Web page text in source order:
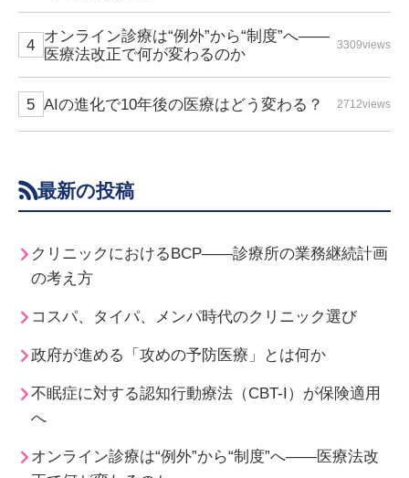
オンライン診療は“例外”から“制度”へ――
医療法改正で何が変わるのか
3309views
AIの進化で10年後の医療はどう変わる？ 2712views
最新の投稿
クリニックにおけるBCP――診療所の業務継続計画
の考え方
コスパ、タイパ、メンパ時代のクリニック選び
政府が進める「攻めの予防医療」とは何か
不眠症に対する認知行動療法（CBT-I）が保険適用
へ
オンライン診療は“例外”から“制度”へ――医療法改